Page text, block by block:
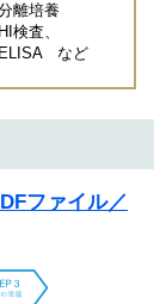
離培養
HI検査、
ELISA など
ファイル／